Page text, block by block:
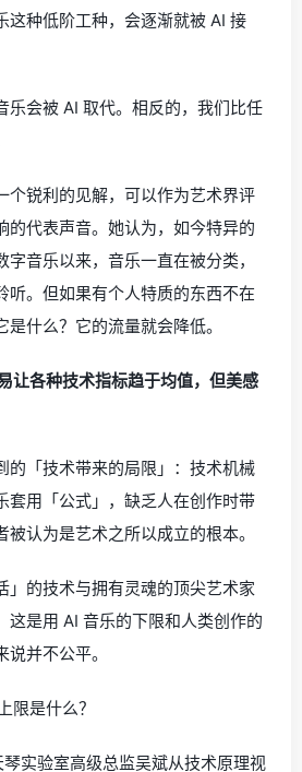
这种低阶工种，会逐渐就被 AI 接
乐会被 AI 取代。相反的，我们比任
个锐利的见解，可以作为艺术界评
的代表声音。她认为，如今特异的
音乐以来，音乐一直在被分类，
听。但如果有个人特质的东西不在
什么？它的流量就会降低。
让各种技术指标趋于均值，但美感
的「技术带来的局限」：技术机械
套用「公式」，缺乏人在创作时带
认为是艺术之所以成立的根本。
」的技术与拥有灵魂的顶尖艺术家
这是用 AI 音乐的下限和人类创作的
并不公平。
限是什么？
实验室高级总监吴斌从技术原理视